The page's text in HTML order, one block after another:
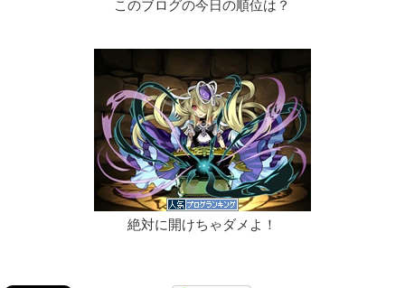
このブログの今日の順位は？
絶対に開けちゃダメよ！